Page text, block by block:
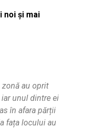
noi și mai
zonă au oprit
unul dintre ei
în afara părții
fața locului au